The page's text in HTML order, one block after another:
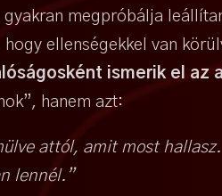
megpróbálja
ellenségekkel van
ismerik el az
hanem azt:
attól, amit most
lennél.”